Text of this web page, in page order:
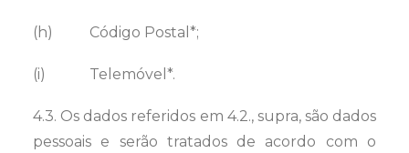
(h) Código Postal*;
(i) Telemóvel*.
4.3. Os dados referidos em 4.2., supra, são dados
pessoais e serão tratados de acordo com o